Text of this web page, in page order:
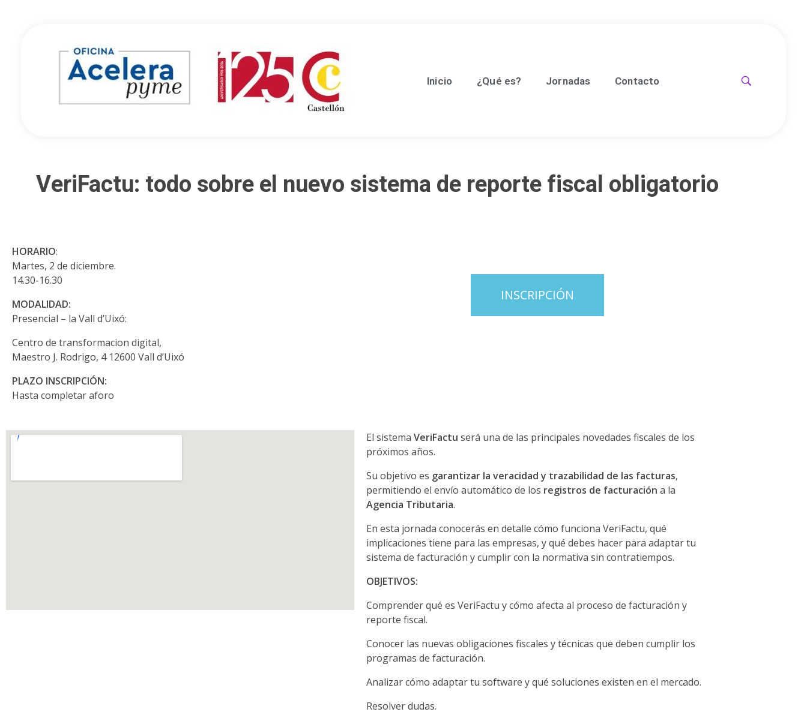
Inicio ¿Qué es? Jornadas Contacto
VeriFactu: todo sobre el nuevo sistema de reporte fiscal obligatorio
HORARIO:
Martes, 2 de diciembre.
14.30-16.30
MODALIDAD:
Presencial – la Vall d’Uixó:
Centro de transformacion digital,
Maestro J. Rodrigo, 4 12600 Vall d’Uixó
PLAZO INSCRIPCIÓN:
Hasta completar aforo
INSCRIPCIÓN
El sistema VeriFactu será una de las principales novedades fiscales de los
próximos años.
Su objetivo es garantizar la veracidad y trazabilidad de las facturas,
permitiendo el envío automático de los registros de facturación a la
Agencia Tributaria.
En esta jornada conocerás en detalle cómo funciona VeriFactu, qué
implicaciones tiene para las empresas, y qué debes hacer para adaptar tu
sistema de facturación y cumplir con la normativa sin contratiempos.
OBJETIVOS:
Comprender qué es VeriFactu y cómo afecta al proceso de facturación y
reporte fiscal.
Conocer las nuevas obligaciones fiscales y técnicas que deben cumplir los
programas de facturación.
Analizar cómo adaptar tu software y qué soluciones existen en el mercado.
Resolver dudas.